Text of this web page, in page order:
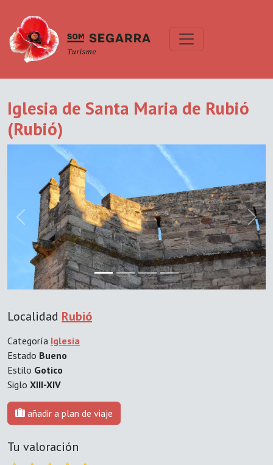
Iglesia de Santa Maria de Rubió
(Rubió)
Previous Next
Localidad Rubió
Categoría Iglesia
Estado Bueno
Estilo Gotico
Siglo XIII-XIV
añadir a plan de viaje
Tu valoración